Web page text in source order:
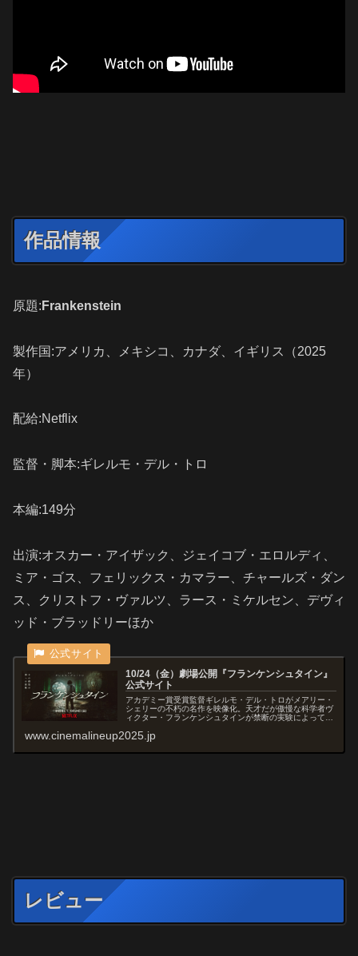
作品情報
原題: Frankenstein
製作国:アメリカ、メキシコ、カナダ、イギリス（2025
年）
配給:Netflix
監督・脚本:ギレルモ・デル・トロ
本編:149分
出演:オスカー・アイザック、ジェイコブ・エロルディ、
ミア・ゴス、フェリックス・カマラー、チャールズ・ダン
ス、クリストフ・ヴァルツ、ラース・ミケルセン、デヴィ
ッド・ブラッドリーほか
10/24（金）劇場公開『フランケンシュタイン』
公式サイト
アカデミー賞受賞監督ギレルモ・デル・トロがメアリー・
シェリーの不朽の名作を映像化。天才だが傲慢な科学者ヴ
ィクター・フランケンシュタインが禁断の実験によって生
www.cinemalineup2025.jp
レビュー